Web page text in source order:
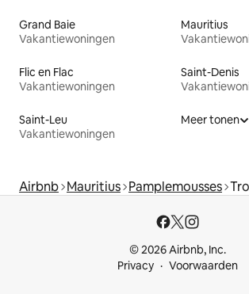
Grand Baie
Vakantiewoningen
Mauritius
Flic en Flac
Vakantiewoningen
Saint-Denis
Saint-Leu
Vakantiewoningen
Meer tonen
Airbnb Mauritius Pamplemousses
© 2026 Airbnb, Inc.
Privacy
Voorwaarden